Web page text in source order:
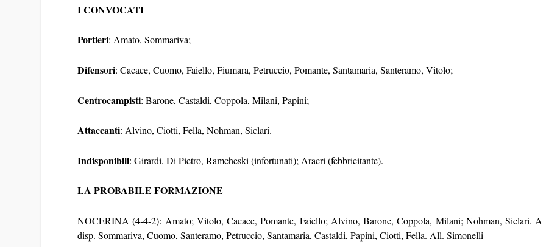
I CONVOCATI
Portieri: Amato, Sommariva;
Difensori: Cacace, Cuomo, Faiello, Fiumara, Petruccio, Pomante, Santamaria, Santeramo, Vitolo;
Centrocampisti: Barone, Castaldi, Coppola, Milani, Papini;
Attaccanti: Alvino, Ciotti, Fella, Nohman, Siclari.
Indisponibili: Girardi, Di Pietro, Ramcheski (infortunati); Aracri (febbricitante).
LA PROBABILE FORMAZIONE
NOCERINA (4-4-2): Amato; Vitolo, Cacace, Pomante, Faiello; Alvino, Barone, Coppola, Milani; Nohman, Siclari. A
disp. Sommariva, Cuomo, Santeramo, Petruccio, Santamaria, Castaldi, Papini, Ciotti, Fella. All. Simonelli